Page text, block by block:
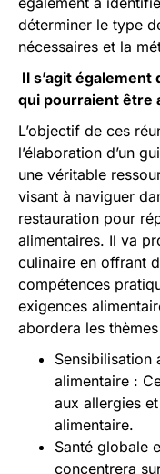
déterminer le type
nécessaires et la
Il s’agit
qui pourraient être
L’objectif de ces
l’élaboration d’un
une véritable
visant à naviguer
restauration pour
alimentaires. Il va
culinaire en offrant
compétences
exigences
abordera les
Sensibilisation
alimentaire :
aux allergies
alimentaire.
Santé globale
concentrera